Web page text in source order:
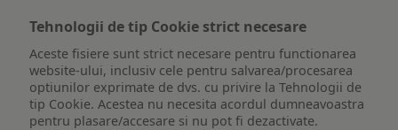
Tehnologii de tip Cookie strict necesare
Aceste fisiere sunt strict necesare pentru functionarea
website-ului, inclusiv cele pentru salvarea/procesarea
optiunilor exprimate de dvs. cu privire la Tehnologii de
tip Cookie. Acestea nu necesita acordul dumneavoastra
pentru plasare/accesare si nu pot fi dezactivate.